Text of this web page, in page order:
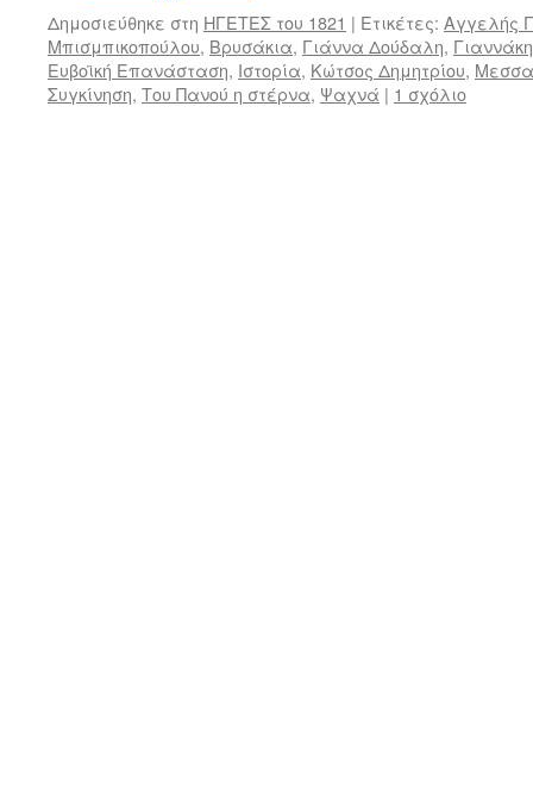
Δημοσιεύθηκε στη ΗΓΕΤΕΣ του 1821 | Ετικέτες: Αγγελής
Μπισμπικοπούλου, Βρυσάκια, Γιάννα Δούδαλη,
Ευβοϊκή Επανάσταση, Ιστορία, Κώτσος Δημητρίου,
Συγκίνηση, Του Πανού η στέρνα, Ψαχνά | 1 σχόλιο